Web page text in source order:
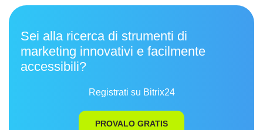
Sei alla ricerca di strumenti di
marketing innovativi e facilmente
accessibili?
Registrati su Bitrix24
PROVALO GRATIS